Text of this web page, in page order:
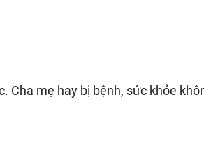
Cha mẹ hay bị bệnh, sức khỏe